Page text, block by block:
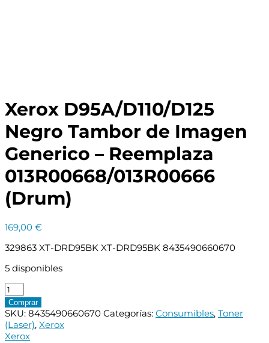
Xerox D95A/D110/D125
Negro Tambor de Imagen
Generico – Reemplaza
013R00668/013R00666
(Drum)
169,00 €
329863 XT-DRD95BK XT-DRD95BK 8435490660670
5 disponibles
Xerox
D95A/D110/D125
Negro
Tambor
de
Comprar
SKU: 8435490660670 Categorías: Consumibles, Toner
(Laser), Xerox
Xerox